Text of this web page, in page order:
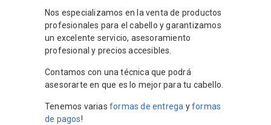
Nos especializamos en la venta de productos
profesionales para el cabello y garantizamos
un excelente servicio, asesoramiento
profesional y precios accesibles.
Contamos con una técnica que podrá
asesorarte en que es lo mejor para tu cabello.
Tenemos varias formas de entrega yformas
de pagos!